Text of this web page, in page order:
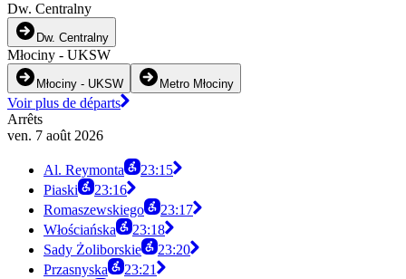
Dw. Centralny
Dw. Centralny
Młociny - UKSW
Młociny - UKSW Metro Młociny
Voir plus de départs
Arrêts
ven. 7 août 2026
Al. Reymonta
23:15
Piaski
23:16
Romaszewskiego
23:17
Włościańska
23:18
Sady Żoliborskie
23:20
Przasnyska
23:21